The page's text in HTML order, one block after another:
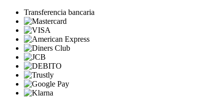
Transferencia bancaria